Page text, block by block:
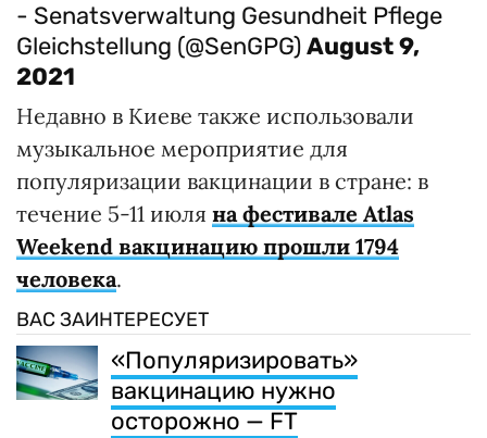
- Senatsverwaltung Gesundheit Pflege
Gleichstellung (@SenGPG)August 9,
2021
Недавно в Киеве также использовали
музыкальное мероприятие для
популяризации вакцинации в стране: в
течение 5-11 июля на фестивале Atlas
Weekend вакцинацию прошли 1794
человека.
ВАС ЗАИНТЕРЕСУЕТ
«Популяризировать»
вакцинацию нужно
осторожно — FT